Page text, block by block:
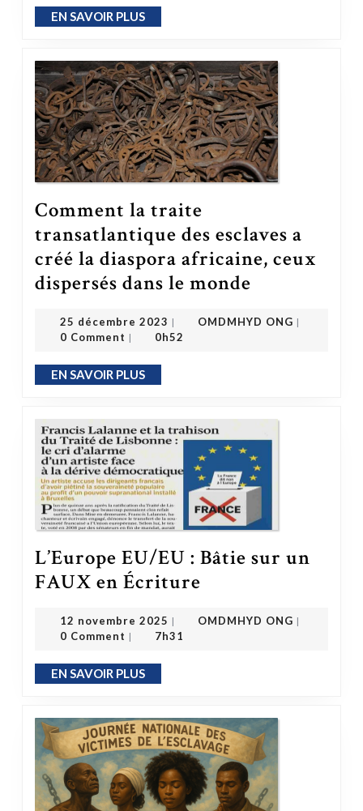
EN SAVOIR PLUSEN SAVOIR PLUS
Comment la traite
transatlantique des esclaves a
créé la diaspora africaine, ceux
dispersés dans le monde
25 décembre 2023 25 décembre 2023
| OMDMHYD ONG |
0 Comment | 0h52
EN SAVOIR PLUSEN SAVOIR PLUS
L’Europe EU/EU : Bâtie sur un
FAUX en Écriture
12 novembre 2025 12 novembre 2025
| OMDMHYD ONGOMDMHYD ONG
|
0 Comment | 7h31
EN SAVOIR PLUSEN SAVOIR PLUS